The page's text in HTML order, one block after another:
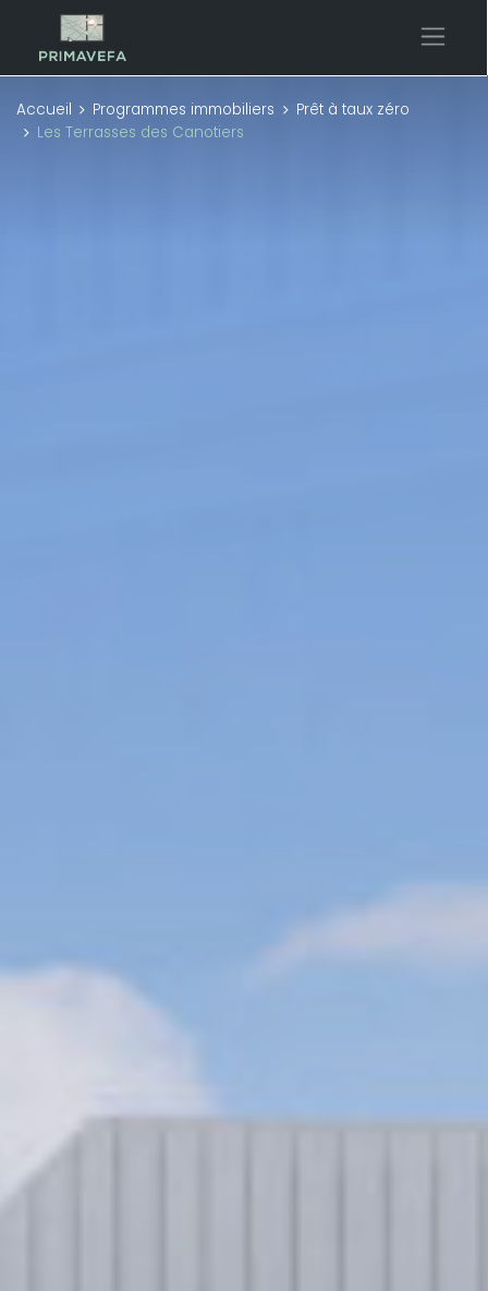
Accueil Programmes immobiliers
Prêt à taux zéro
Les Terrasses des Canotiers